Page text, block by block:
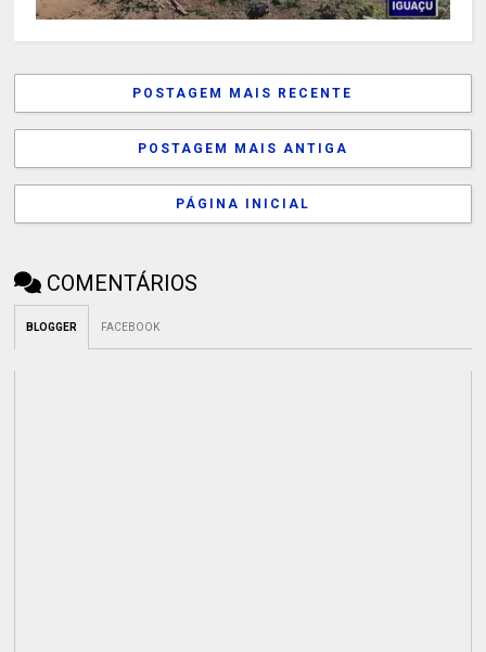
POSTAGEM MAIS RECENTE
POSTAGEM MAIS ANTIGA
PÁGINA INICIAL
COMENTÁRIOS
BLOGGER FACEBOOK